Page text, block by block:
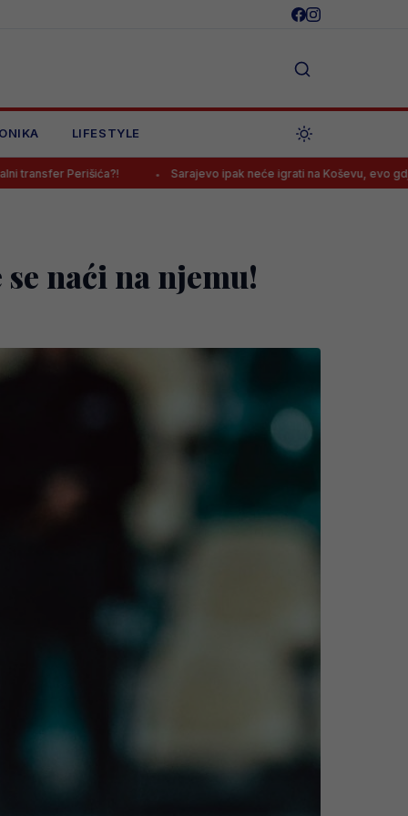
LIFESTYLE
Sarajevo ipak neće igrati na Koševu, evo gdje će dočekati
naći na njemu!